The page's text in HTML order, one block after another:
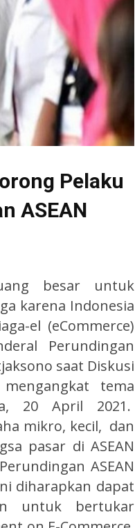
Pelaku
ASEAN
besar untuk
karena Indonesia
el (eCommerce)
Perundingan
saat Diskusi
tema
20 April 2021.
mikro, kecil, dan
pasar di ASEAN
ASEAN
diharapkan dapat
untuk bertukar